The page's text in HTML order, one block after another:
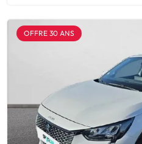
OFFRE 30 ANS